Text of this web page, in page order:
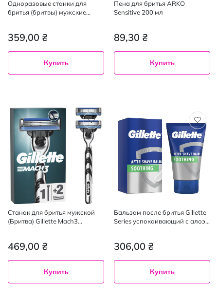
Одноразовые станки для
бритья (бритвы) мужские
359,00 ₴
Купить
Пена для бритья ARKO
Sensitive 200 мл
89,30 ₴
Купить
Станок для бритья мужской
(Бритва) Gillette Mach3
469,00 ₴
Купить
Бальзам после бритья Gillette
Series успокаивающий с алоэ
306,00 ₴
Купить